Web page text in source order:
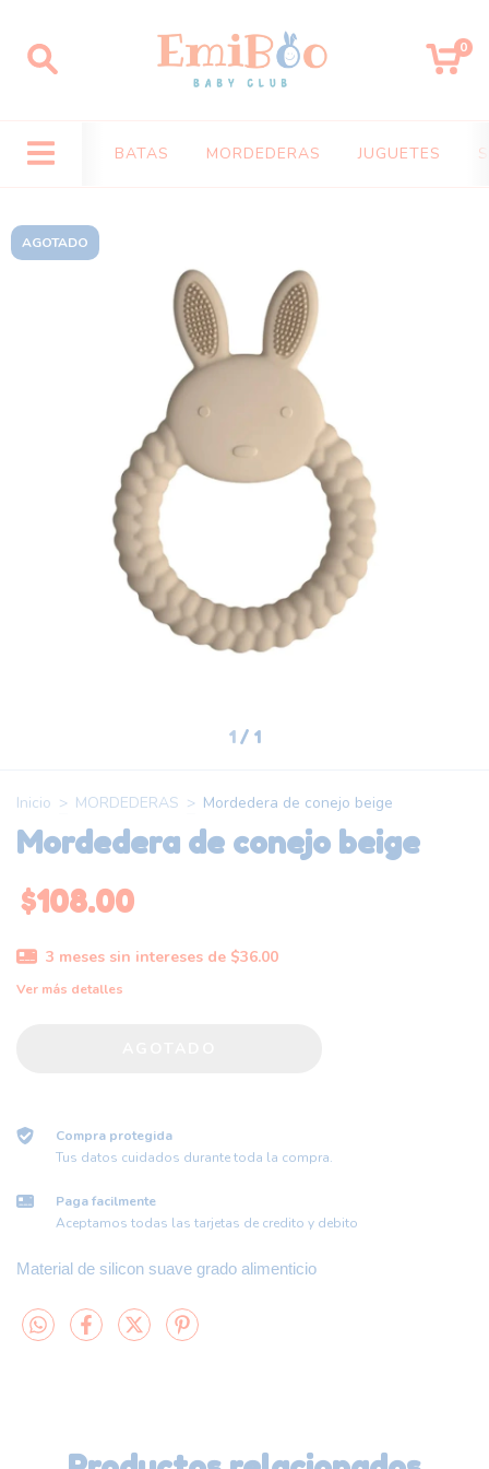
0
BATAS MORDEDERAS JUGUETES
AGOTADO
1 / 1
Inicio > MORDEDERAS > Mordedera de conejo beige
Mordedera de conejo beige
$108.00
3 meses sin intereses de $36.00
Ver más detalles
Compra protegida
Tus datos cuidados durante toda la compra.
Paga facilmente
Aceptamos todas las tarjetas de credito y debito
Material de silicon suave grado alimenticio